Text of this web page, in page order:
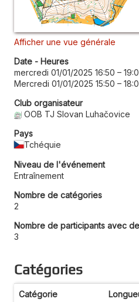
Afficher une vue générale
Date - Heures
mercredi 01/01/2025 16:50 –
Mercredi 01/01/2025 15:50 –
Club organisateur
OOB TJ Slovan Luhačovice
Pays
Tchéquie
Niveau de l'événement
Entraînement
Nombre de catégories
2
Nombre de participants avec
3
Catégories
Catégorie